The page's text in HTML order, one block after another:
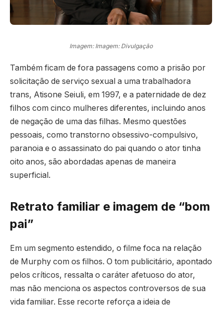
Imagem: Imagem: Divulgação
Também ficam de fora passagens como a prisão por
solicitação de serviço sexual a uma trabalhadora
trans, Atisone Seiuli, em 1997, e a paternidade de dez
filhos com cinco mulheres diferentes, incluindo anos
de negação de uma das filhas. Mesmo questões
pessoais, como transtorno obsessivo-compulsivo,
paranoia e o assassinato do pai quando o ator tinha
oito anos, são abordadas apenas de maneira
superficial.
Retrato familiar e imagem de “bom
pai”
Em um segmento estendido, o filme foca na relação
de Murphy com os filhos. O tom publicitário, apontado
pelos críticos, ressalta o caráter afetuoso do ator,
mas não menciona os aspectos controversos de sua
vida familiar. Esse recorte reforça a ideia de